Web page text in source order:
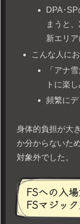
DPA･
まうと
新エリア
こんな人に
「アナ
トに楽
頻繁に
身体的負担が大
か分からないた
対象外でした。
FSへの入
FSマジッ